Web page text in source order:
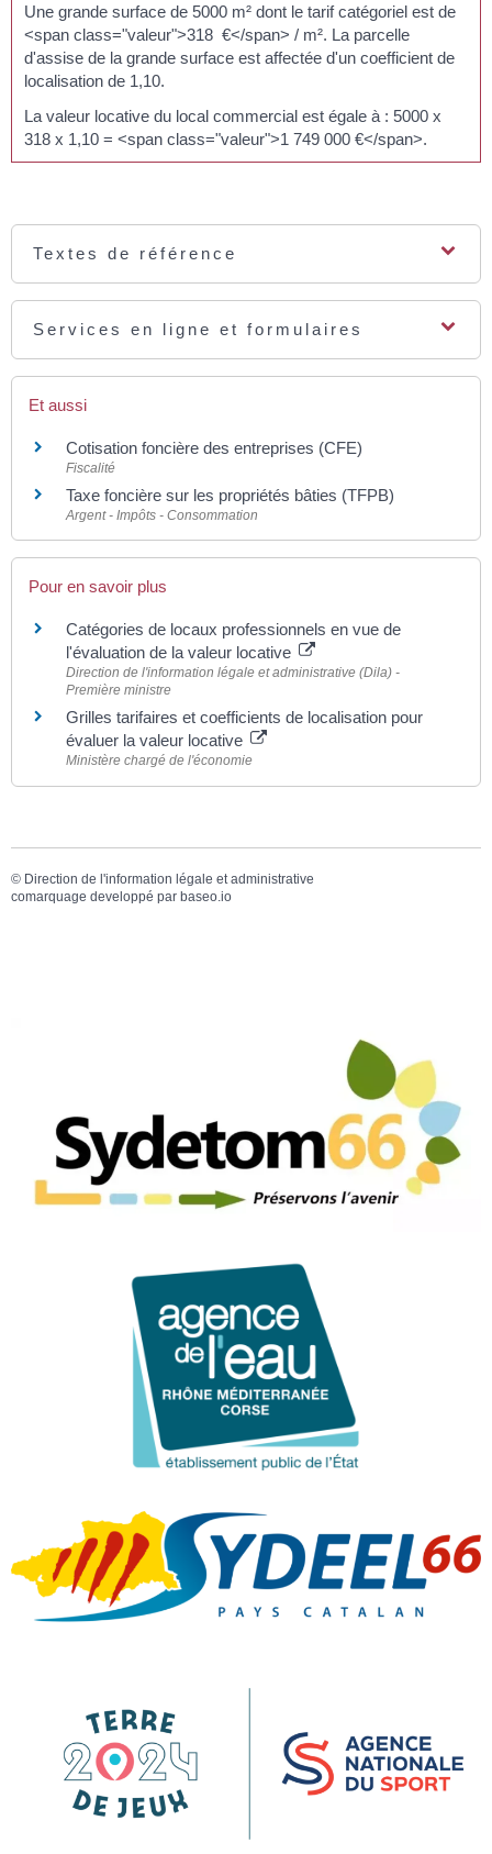
Une grande surface de 5000 m² dont le tarif catégoriel est de
<span class="valeur">318 €</span> / m². La parcelle
d'assise de la grande surface est affectée d'un coefficient de
localisation de 1,10.
La valeur locative du local commercial est égale à : 5000 x
318 x 1,10 = <span class="valeur">1 749 000 €</span>.
Textes de référence
Services en ligne et formulaires
Et aussi
Cotisation foncière des entreprises (CFE)
Fiscalité
Taxe foncière sur les propriétés bâties (TFPB)
Argent - Impôts - Consommation
Pour en savoir plus
Catégories de locaux professionnels en vue de
l'évaluation de la valeur locative
Direction de l'information légale et administrative (Dila) -
Première ministre
Grilles tarifaires et coefficients de localisation pour
évaluer la valeur locative
Ministère chargé de l'économie
© Direction de l'information légale et administrative
comarquage developpé par baseo.io